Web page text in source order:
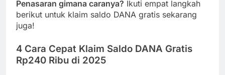
Penasaran gimana caranya? Ikuti empat langkah
berikut untuk klaim saldo DANA gratis sekarang
juga!
4 Cara Cepat Klaim Saldo DANA Gratis
Rp240 Ribu di 2025